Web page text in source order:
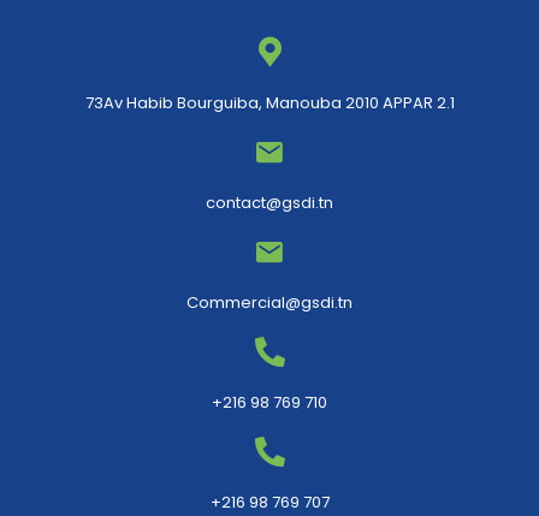
73Av Habib Bourguiba, Manouba 2010 APPAR 2.1
contact@gsdi.tn
Commercial@gsdi.tn
+216 98 769 710
+216 98 769 707